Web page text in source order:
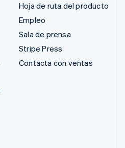
Hoja de ruta del producto
Empleo
Sala de prensa
Stripe Press
Contacta con ventas